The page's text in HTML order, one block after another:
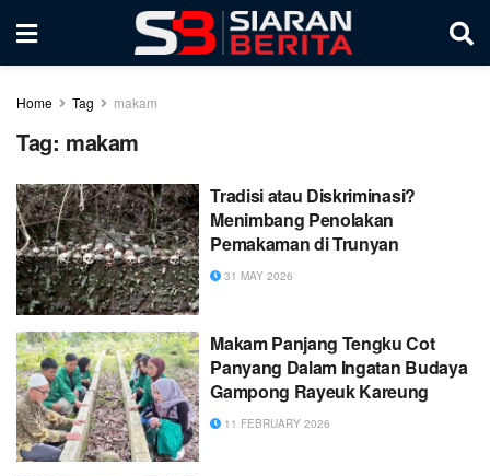
Home Tag makam
Tag: makam
Tradisi atau Diskriminasi?
Menimbang Penolakan
Pemakaman di Trunyan
31 MAY 2026
Makam Panjang Tengku Cot
Panyang Dalam Ingatan Budaya
Gampong Rayeuk Kareung
11 FEBRUARY 2026